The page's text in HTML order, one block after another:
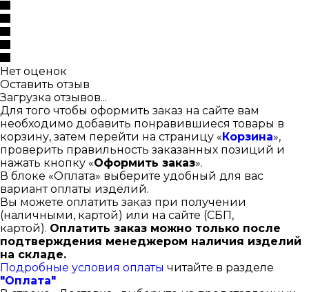
Нет оценок
Оставить отзыв
Загрузка отзывов...
Для того чтобы оформить заказ на сайте вам
необходимо добавить понравившиеся товары в
корзину, затем перейти на страницу «Корзина»,
проверить правильность заказанных позиций и
нажать кнопку «Оформить заказ».
В блоке «Оплата» выберите удобный для вас
вариант оплаты изделий.
Вы можете оплатить заказ при получении
(наличными, картой) или на сайте (СБП,
картой). Оплатить заказ можно только после
подтверждения менеджером наличия изделий
на складе.
Подробные условия оплаты читайте в разделе
"Оплата"